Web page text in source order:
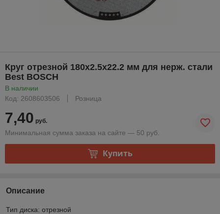
Круг отрезной 180х2.5x22.2 мм для нерж. стали
Best BOSCH
В наличии
Код: 2608603506
Розница
7,40 руб.
Минимальная сумма заказа на сайте — 50 руб.
Купить
Описание
Тип диска: отрезной